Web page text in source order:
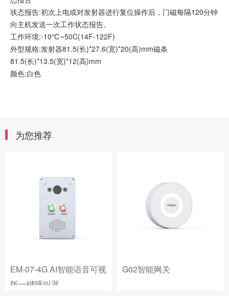
状态报告:初次上电或对发射器进行复位操作后，门磁每隔120分钟
向主机发送一次工作状态报告。
工作环境:-10℃~50C(14F-122F)
外型规格:发射器81.5(长)*27.6(宽)*20(高)mm磁条
81.5(长)*13.5(宽)*12(高)mm
颜色:白色
为您推荐
EM-07-4G AI智能语音可视
版一键呼叫器
G02智能网关